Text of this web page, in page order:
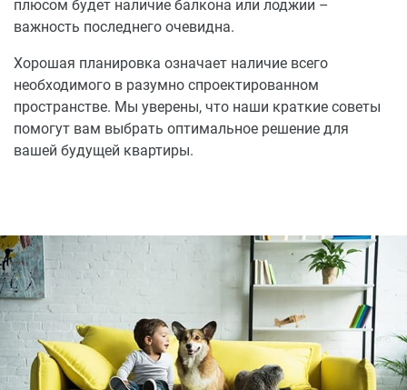
плюсом будет наличие балкона или лоджии –
важность последнего очевидна.
Хорошая планировка означает наличие всего
необходимого в разумно спроектированном
пространстве. Мы уверены, что наши краткие советы
помогут вам выбрать оптимальное решение для
вашей будущей квартиры.